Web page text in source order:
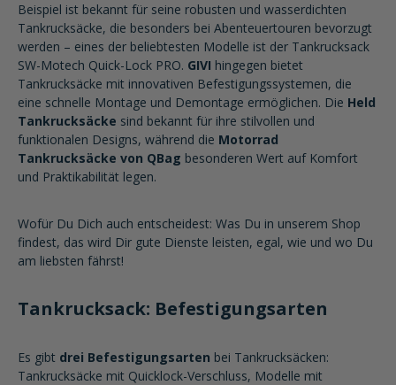
Beispiel ist bekannt für seine robusten und wasserdichten
Tankrucksäcke, die besonders bei Abenteuertouren bevorzugt
werden – eines der beliebtesten Modelle ist der Tankrucksack
SW-Motech Quick-Lock PRO. GIVI hingegen bietet
Tankrucksäcke mit innovativen Befestigungssystemen, die
eine schnelle Montage und Demontage ermöglichen. Die Held
Tankrucksäcke sind bekannt für ihre stilvollen und
funktionalen Designs, während die Motorrad
Tankrucksäcke von QBag besonderen Wert auf Komfort
und Praktikabilität legen.
Wofür Du Dich auch entscheidest: Was Du in unserem Shop
findest, das wird Dir gute Dienste leisten, egal, wie und wo Du
am liebsten fährst!
Tankrucksack: Befestigungsarten
Es gibt drei Befestigungsarten bei Tankrucksäcken:
Tankrucksäcke mit Quicklock-Verschluss, Modelle mit